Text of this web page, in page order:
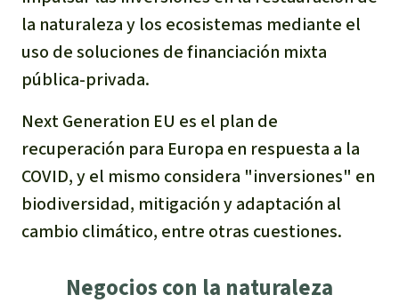
la naturaleza y los ecosistemas mediante el
uso de soluciones de financiación mixta
pública-privada.
Next Generation EU es el plan de
recuperación para Europa en respuesta a la
COVID, y el mismo considera "inversiones" en
biodiversidad, mitigación y adaptación al
cambio climático, entre otras cuestiones.
Negocios con la naturaleza